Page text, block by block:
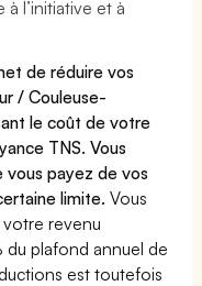
à l’initiative et à
de réduire vos
/ Couleuse-
le coût de votre
TNS. Vous
payez de vos
limite.Vous
revenu
plafond annuel de
est toutefois